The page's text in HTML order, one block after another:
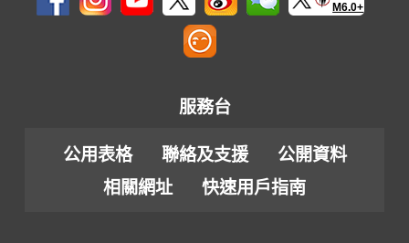
M6.0+
服務台
公用表格 聯絡及支援
公開資料
相關網址
快速用戶指南